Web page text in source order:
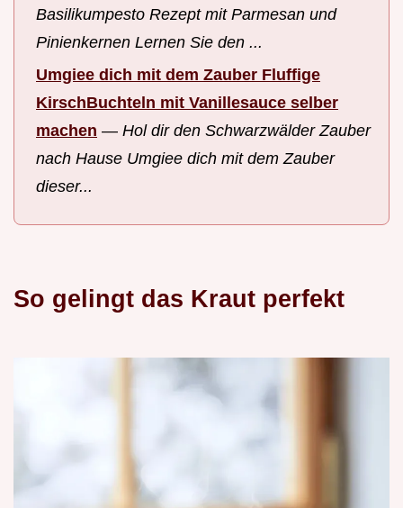
Basilikumpesto Rezept mit Parmesan und
Pinienkernen Lernen Sie den ...
Umgiee dich mit dem Zauber Fluffige
KirschBuchteln mit Vanillesauce selber
machen — Hol dir den Schwarzwälder Zauber
nach Hause Umgiee dich mit dem Zauber
dieser...
So gelingt das Kraut perfekt